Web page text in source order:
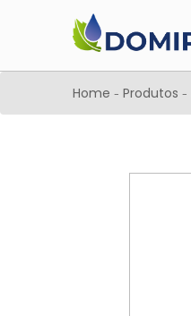
Home - Produtos -